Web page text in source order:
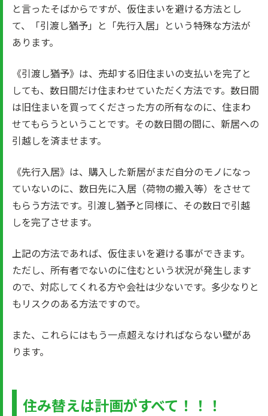
と言ったそばからですが、仮住まいを避ける方法とし
て、「引渡し猶予」と「先行入居」という特殊な方法が
あります。
《引渡し猶予》は、売却する旧住まいの支払いを完了と
しても、数日間だけ住まわせていただく方法です。数日間
は旧住まいを買ってくださった方の所有なのに、住まわ
せてもらうということです。その数日間の間に、新居への
引越しを済ませます。
《先行入居》は、購入した新居がまだ自分のモノになっ
ていないのに、数日先に入居（荷物の搬入等）をさせて
もらう方法です。引渡し猶予と同様に、その数日で引越
しを完了させます。
上記の方法であれば、仮住まいを避ける事ができます。
ただし、所有者でないのに住むという状況が発生します
ので、対応してくれる方や会社は少ないです。多少なりと
もリスクのある方法ですので。
また、これらにはもう一点超えなければならない壁があ
ります。
住み替えは計画がすべて！！！